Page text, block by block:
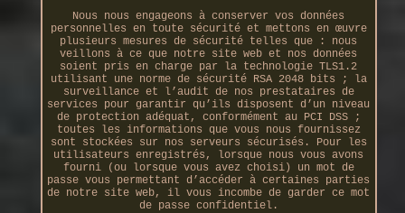
Nous nous engageons à conserver vos données
personnelles en toute sécurité et mettons en œuvre
plusieurs mesures de sécurité telles que : nous
veillons à ce que notre site web et nos données
soient pris en charge par la technologie TLS1.2
utilisant une norme de sécurité RSA 2048 bits ; la
surveillance et l’audit de nos prestataires de
services pour garantir qu’ils disposent d’un niveau
de protection adéquat, conformément au PCI DSS ;
toutes les informations que vous nous fournissez
sont stockées sur nos serveurs sécurisés. Pour les
utilisateurs enregistrés, lorsque nous vous avons
fourni (ou lorsque vous avez choisi) un mot de
passe vous permettant d’accéder à certaines parties
de notre site web, il vous incombe de garder ce mot
de passe confidentiel.